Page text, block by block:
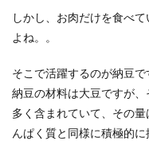
しかし、お肉だけを食べ
よね。。
そこで活躍するのが納豆で
納豆の材料は大豆ですが
多く含まれていて、その
んぱく質と同様に積極的